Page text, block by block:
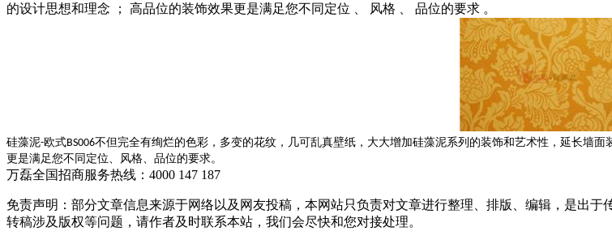
的设计思想和理念 ； 高品位的装饰效果更是满足您不同定位 、 风格 、 品位的要求 。
硅藻泥-欧式BS006不但完全有绚烂的色彩 ， 多变的花纹 ， 几可乱真壁纸 ， 大大增加硅藻泥系列的装饰和艺术性 ， 延长墙面
更是满足您不同定位、 风格、 品位的要求。
万磊全国招商服务热线： 4000 147 187
免责声明：部分文章信息来源于网络以及网友投稿，本网站只负责对文章进行整理、排版、编辑，是出
转稿涉及版权等问题，请作者及时联系本站，我们会尽快和您对接处理。